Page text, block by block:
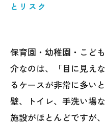
とリスク
保育園・幼稚園・こど
介なのは、「目に見え
るケースが非常に多い
壁、トイレ、手洗い場
施設がほとんどですが